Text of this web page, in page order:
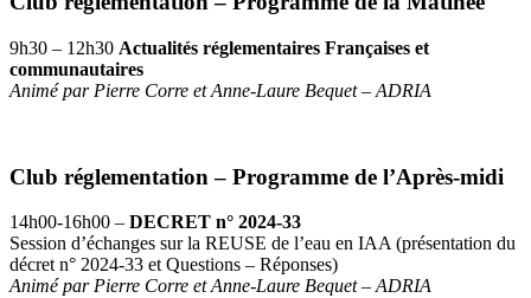
9h30 – 12h30 Actualités réglementaires Françaises et
communautaires
Animé par Pierre Corre et Anne-Laure Bequet – ADRIA
Club réglementation – Programme de l’Après-midi
14h00-16h00 – DECRET n° 2024-33
Session d’échanges sur la REUSE de l’eau en IAA (présentation du
décret n° 2024-33 et Questions – Réponses)
Animé par Pierre Corre et Anne-Laure Bequet – ADRIA